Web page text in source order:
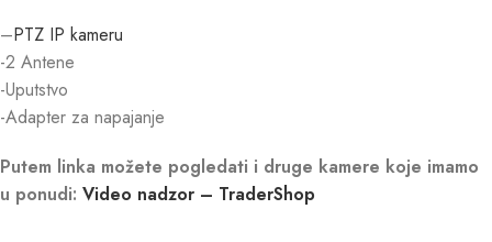
–PTZ IP kameru
-2 Antene
-Uputstvo
-Adapter za napajanje
Putem linka možete pogledati i druge kamere koje imamo
u ponudi: Video nadzor – TraderShop